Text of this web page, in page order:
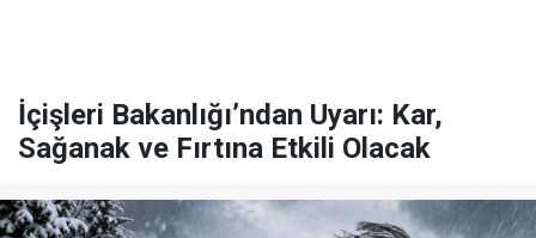
İçişleri Bakanlığı’ndan Uyarı: Kar,
Sağanak ve Fırtına Etkili Olacak